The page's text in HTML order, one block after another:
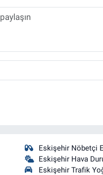
Eskişehir Nöbetçi
Eskişehir Hava
Eskişehir Trafik